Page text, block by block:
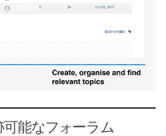
能なフォーラム